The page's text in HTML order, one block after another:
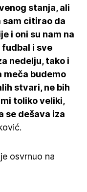
stanja, ali
sam citirao da
i oni su nam na
fudbal i sve
nedelju, tako i
meča budemo
stvari, ne bih
toliko veliki,
se dešava iza
osvrnuo na